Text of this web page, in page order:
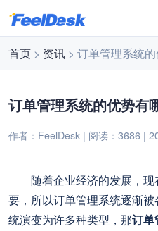
首页 > 资讯 > 订单管理系统
订单管理系统的优势有
作者：FeelDesk | 阅读：3686 |
随着企业经济的发展，现
要，所以订单管理系统逐渐
统演变为许多种类型，那订单